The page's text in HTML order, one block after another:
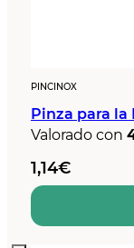
PINCINOX
Pinza para la
Valorado con
1,14€